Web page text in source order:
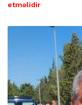
etməlidir